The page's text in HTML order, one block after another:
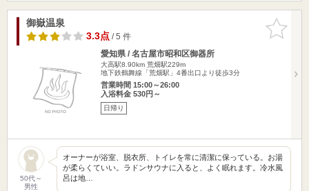
お気に入
りに追加
御嶽温泉
3.3点/ 5 件
愛知県 / 名古屋市昭和区御器所
大高駅8.90km 荒畑駅229m
地下鉄鶴舞線「荒畑駅」4番出口より徒歩3分
営業時間 15:00～26:00
入浴料金 530円～
日帰り
50代～
男性
オーナーが浴室、脱衣所、トイレを常に清潔に保っている。お湯
が柔らくていい。ラドンサウナに入ると、よく眠れます。冷水風
呂は地…